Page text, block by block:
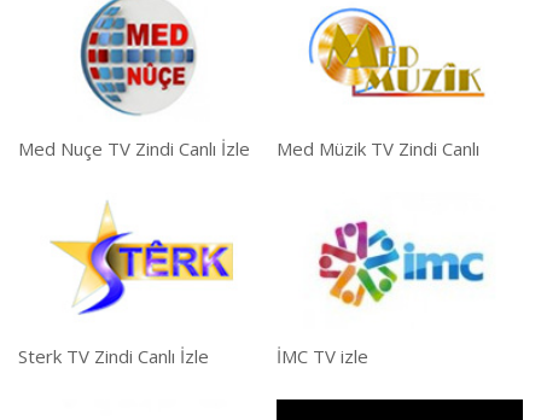
Med Nuçe TV Zindi Canlı İzle Med Müzik TV Zindi Canlı
Sterk TV Zindi Canlı İzle İMC TV izle